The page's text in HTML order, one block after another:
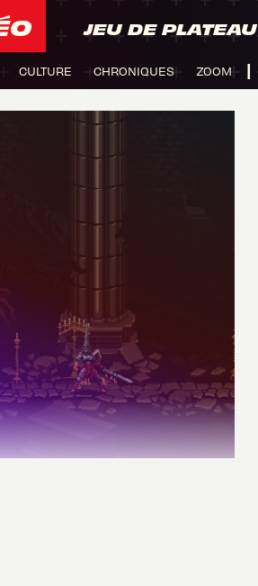
JEU DE PLATEAU
CULTURE CHRONIQUES ZOOM